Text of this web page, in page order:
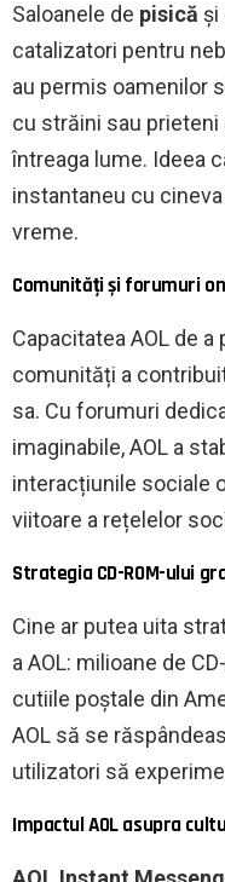
Saloanele de pisică și
catalizatori pentru
au permis oamenilor
cu străini sau prieteni
întreaga lume. Ideea
instantaneu cu
vreme.
Comunități și forumuri
Capacitatea AOL de
comunități a
sa. Cu forumuri
imaginabile, AOL a
interacțiunile sociale
viitoare a rețelelor
Strategia CD-ROM-ului
Cine ar putea uita
a AOL: milioane de
cutiile poștale din
AOL să se
utilizatori să
Impactul AOL asupra